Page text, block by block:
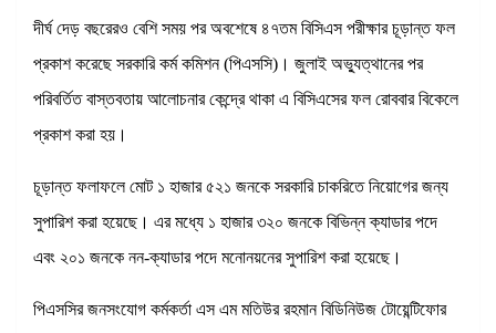
দীর্ঘ দেড় বছরেরও বেশি সময় পর অবশেষে ৪৭তম বিসিএস পরীক্ষার চূড়ান্ত ফল
প্রকাশ করেছে সরকারি কর্ম কমিশন (পিএসসি)। জুলাই অভ্যুত্থানের পর
পরিবর্তিত বাস্তবতায় আলোচনার কেন্দ্রে থাকা এ বিসিএসের ফল রোববার বিকেলে
প্রকাশ করা হয়।
চূড়ান্ত ফলাফলে মোট ১ হাজার ৫২১ জনকে সরকারি চাকরিতে নিয়োগের জন্য
সুপারিশ করা হয়েছে। এর মধ্যে ১ হাজার ৩২০ জনকে বিভিন্ন ক্যাডার পদে
এবং ২০১ জনকে নন-ক্যাডার পদে মনোনয়নের সুপারিশ করা হয়েছে।
পিএসসির জনসংযোগ কর্মকর্তা এস এম মতিউর রহমান বিডিনিউজ টোয়েন্টিফোর